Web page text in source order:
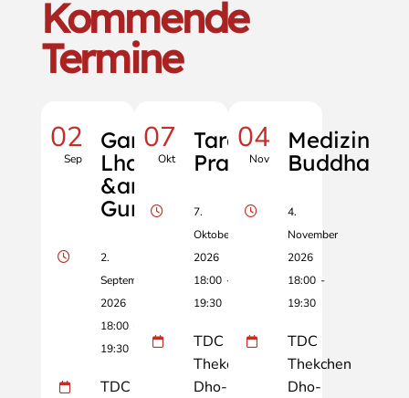
Kommende
Termine
02
Sep
Ganden
Lhagyama
&amp;
Guru Yoga
2.
September
2026
18:00
19:30
TDC
07
Okt
Tara
Praxis
7.
Oktober
2026
18:00 -
19:30
TDC
Thekchen
Dho-
04
Nov
Medizin
Buddha
4.
November
2026
18:00 -
19:30
TDC
Thekchen
Dho-